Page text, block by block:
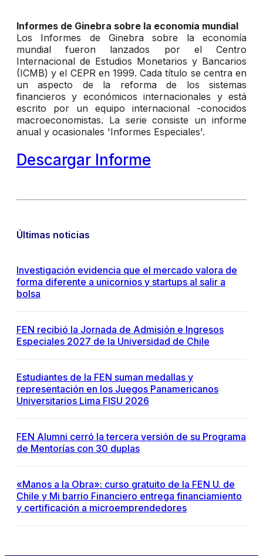
Informes de Ginebra sobre la economía mundial
Los Informes de Ginebra sobre la economía
mundial fueron lanzados por el Centro
Internacional de Estudios Monetarios y Bancarios
(ICMB) y el CEPR en 1999. Cada título se centra en
un aspecto de la reforma de los sistemas
financieros y económicos internacionales y está
escrito por un equipo internacional -conocidos
macroeconomistas. La serie consiste un informe
anual y ocasionales 'Informes Especiales'.
Descargar Informe
Últimas noticias
Investigación evidencia que el mercado valora de
forma diferente a unicornios y startups al salir a
bolsa
FEN recibió la Jornada de Admisión e Ingresos
Especiales 2027 de la Universidad de Chile
Estudiantes de la FEN suman medallas y
representación en los Juegos Panamericanos
Universitarios Lima FISU 2026
FEN Alumni cerró la tercera versión de su Programa
de Mentorías con 30 duplas
«Manos a la Obra»: curso gratuito de la FEN U. de
Chile y Mi barrio Financiero entrega financiamiento
y certificación a microemprendedores